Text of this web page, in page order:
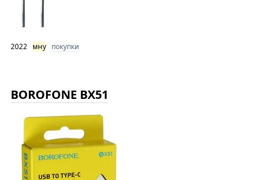
2022 мну покупки
BOROFONE BX51